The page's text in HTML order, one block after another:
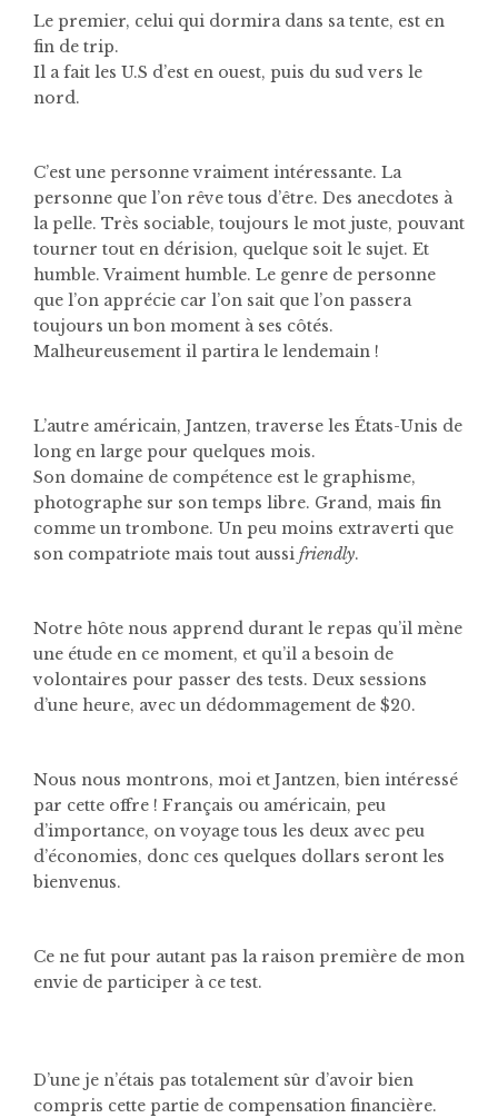
Le premier, celui qui dormira dans sa tente, est en
fin de trip.
Il a fait les U.S d’est en ouest, puis du sud vers le
nord.
C’est une personne vraiment intéressante. La
personne que l’on rêve tous d’être. Des anecdotes à
la pelle. Très sociable, toujours le mot juste, pouvant
tourner tout en dérision, quelque soit le sujet. Et
humble. Vraiment humble. Le genre de personne
que l’on apprécie car l’on sait que l’on passera
toujours un bon moment à ses côtés.
Malheureusement il partira le lendemain !
L’autre américain, Jantzen, traverse les États-Unis de
long en large pour quelques mois.
Son domaine de compétence est le graphisme,
photographe sur son temps libre. Grand, mais fin
comme un trombone. Un peu moins extraverti que
son compatriote mais tout aussi friendly.
Notre hôte nous apprend durant le repas qu’il mène
une étude en ce moment, et qu’il a besoin de
volontaires pour passer des tests. Deux sessions
d’une heure, avec un dédommagement de $20.
Nous nous montrons, moi et Jantzen, bien intéressé
par cette offre ! Français ou américain, peu
d’importance, on voyage tous les deux avec peu
d’économies, donc ces quelques dollars seront les
bienvenus.
Ce ne fut pour autant pas la raison première de mon
envie de participer à ce test.
D’une je n’étais pas totalement sûr d’avoir bien
compris cette partie de compensation financière.